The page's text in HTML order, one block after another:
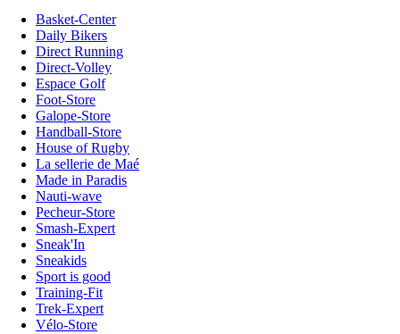
Basket-Center
Daily Bikers
Direct Running
Direct-Volley
Espace Golf
Foot-Store
Galope-Store
Handball-Store
House of Rugby
La sellerie de Maé
Made in Paradis
Nauti-wave
Pecheur-Store
Smash-Expert
Sneak'In
Sneakids
Sport is good
Training-Fit
Trek-Expert
Vélo-Store